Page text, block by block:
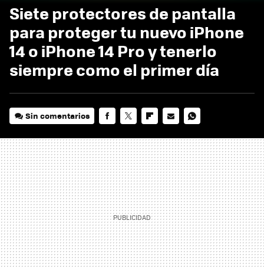
Siete protectores de pantalla
para proteger tu nuevo iPhone
14 o iPhone 14 Pro y tenerlo
siempre como el primer día
Sin comentarios
MAIL